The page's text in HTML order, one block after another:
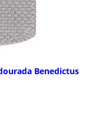
Benedictus